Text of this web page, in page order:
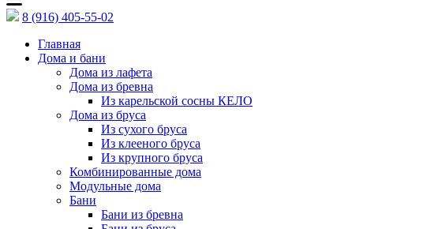
8 (916) 405-55-02
Главная
Дома и бани
Дома из лафета
Дома из бревна
Из карельской сосны КЕЛО
Дома из бруса
Из сухого бруса
Из клееного бруса
Из крупного бруса
Комбинированные дома
Модульные дома
Бани
Бани из бревна